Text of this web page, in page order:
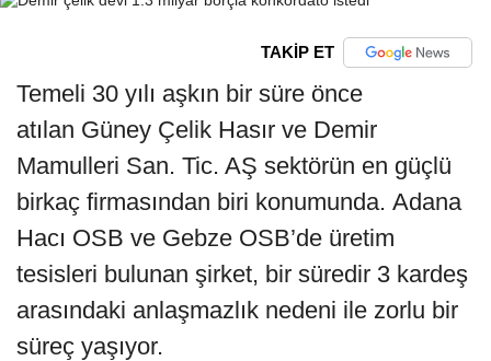
TAKİP ET
Temeli 30 yılı aşkın bir süre önce
atılan Güney Çelik Hasır ve Demir
Mamulleri San. Tic. AŞ sektörün en güçlü
birkaç firmasından biri konumunda. Adana
Hacı OSB ve Gebze OSB’de üretim
tesisleri bulunan şirket, bir süredir 3 kardeş
arasındaki anlaşmazlık nedeni ile zorlu bir
süreç yaşıyor.